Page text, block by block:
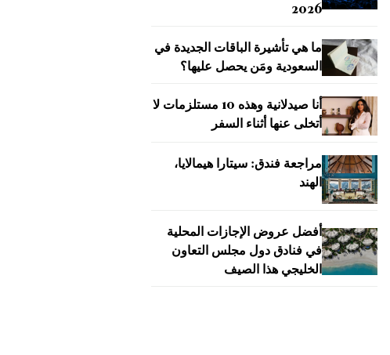
2026
ما هي تأشيرة الباقات الجديدة في
السعودية ومَن يحصل عليها؟
أنا صيدلانية وهذه 10 مستلزمات لا
أتخلى عنها أثناء السفر
مراجعة فندق: سيتارا هيمالايا،
الهند
أفضل عروض الإجازات المحلية
في فنادق دول مجلس التعاون
الخليجي هذا الصيف